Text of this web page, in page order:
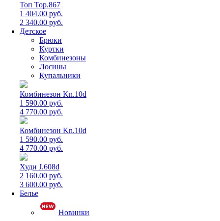
Топ Top.867
1 404.00 руб.
2 340.00 руб.
Детское
Брюки
Куртки
Комбинезоны
Лосины
Купальники
Комбинезон Kn.10d
1 590.00 руб.
4 770.00 руб.
Комбинезон Kn.10d
1 590.00 руб.
4 770.00 руб.
Худи J.608d
2 160.00 руб.
3 600.00 руб.
Белье
Новинки